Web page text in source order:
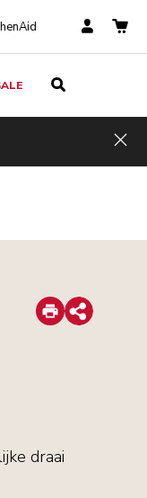
Print
Share
draai